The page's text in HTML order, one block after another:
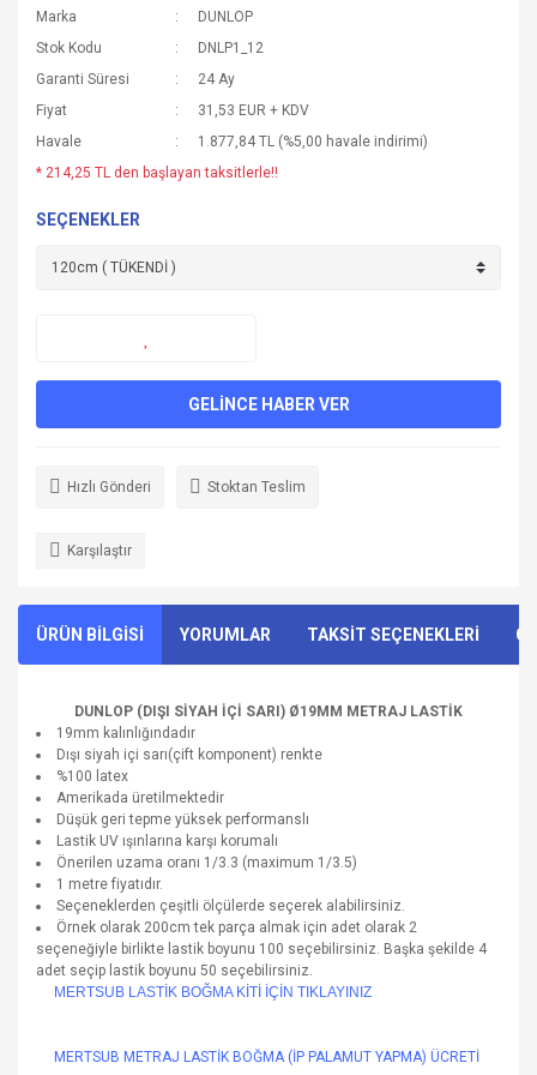
Marka
DUNLOP
Stok Kodu
DNLP1_12
Garanti Süresi
24 Ay
Fiyat
31,53 EUR + KDV
Havale
1.877,84 TL (%5,00 havale indirimi)
* 214,25 TL den başlayan taksitlerle!!
SEÇENEKLER
GELİNCE HABER VER
Hızlı Gönderi Stoktan Teslim
Karşılaştır
ÜRÜN BİLGİSİ YORUMLAR TAKSİT SEÇENEKLERİ
DUNLOP (DIŞI SİYAH İÇİ SARI) Ø19MM METRAJ LASTİK
19mm kalınlığındadır
Dışı siyah içi sarı(çift komponent) renkte
%100 latex
Amerikada üretilmektedir
Düşük geri tepme yüksek performanslı
Lastik UV ışınlarına karşı korumalı
Önerilen uzama oranı 1/3.3 (maximum 1/3.5)
1 metre fiyatıdır.
Seçeneklerden çeşitli ölçülerde seçerek alabilirsiniz.
Örnek olarak 200cm tek parça almak için adet olarak 2
seçeneğiyle birlikte lastik boyunu 100 seçebilirsiniz. Başka şekilde 4
adet seçip lastik boyunu 50 seçebilirsiniz.
MERTSUB LASTİK BOĞMA KİTİ İÇİN TIKLAYINIZ
MERTSUB METRAJ LASTİK BOĞMA (İP PALAMUT YAPMA) ÜCRETİ